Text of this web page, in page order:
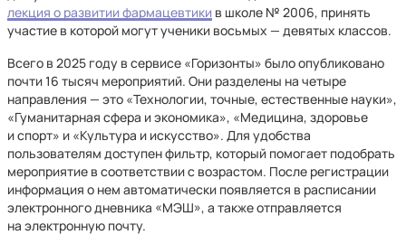
лекция о развитии фармацевтики в школе № 2006, принять
участие в которой могут ученики восьмых — девятых классов.
Всего в 2025 году в сервисе «Горизонты» было опубликовано
почти 16 тысяч мероприятий. Они разделены на четыре
направления — это «Технологии, точные, естественные науки»,
«Гуманитарная сфера и экономика», «Медицина, здоровье
и спорт» и «Культура и искусство». Для удобства
пользователям доступен фильтр, который помогает подобрать
мероприятие в соответствии с возрастом. После регистрации
информация о нем автоматически появляется в расписании
электронного дневника «МЭШ», а также отправляется
на электронную почту.